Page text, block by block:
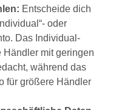
Entscheide dich
oder
Das Individual-
Händler mit geringen
während das
für größere Händler